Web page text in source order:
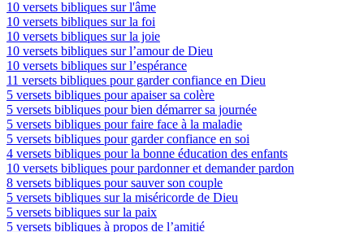
10 versets bibliques sur l'âme
10 versets bibliques sur la foi
10 versets bibliques sur la joie
10 versets bibliques sur l’amour de Dieu
10 versets bibliques sur l’espérance
11 versets bibliques pour garder confiance en Dieu
5 versets bibliques pour apaiser sa colère
5 versets bibliques pour bien démarrer sa journée
5 versets bibliques pour faire face à la maladie
5 versets bibliques pour garder confiance en soi
4 versets bibliques pour la bonne éducation des enfants
10 versets bibliques pour pardonner et demander pardon
8 versets bibliques pour sauver son couple
5 versets bibliques sur la miséricorde de Dieu
5 versets bibliques sur la paix
5 versets bibliques à propos de l’amitié